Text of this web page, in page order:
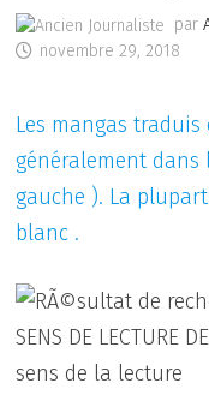
par
novembre 29, 2018
Les mangas
généralement dans
gauche ). La
blanc .
sens de la lecture